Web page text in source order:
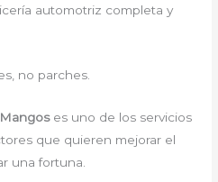
automotriz completa y
no parches.
es uno de los servicios
que quieren mejorar el
una fortuna.